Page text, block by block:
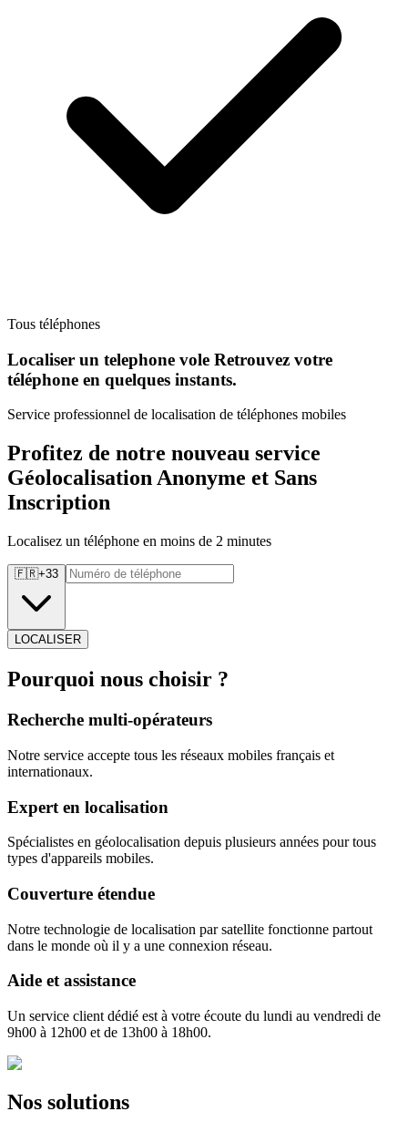
Tous téléphones
Localiser un telephone vole Retrouvez votre
téléphone en quelques instants.
Service professionnel de localisation de téléphones mobiles
Profitez de notre nouveau service
Géolocalisation Anonyme et Sans
Inscription
Localisez un téléphone en moins de 2 minutes
🇫🇷+33
LOCALISER
Pourquoi nous choisir ?
Recherche multi-opérateurs
Notre service accepte tous les réseaux mobiles français et
internationaux.
Expert en localisation
Spécialistes en géolocalisation depuis plusieurs années pour tous
types d'appareils mobiles.
Couverture étendue
Notre technologie de localisation par satellite fonctionne partout
dans le monde où il y a une connexion réseau.
Aide et assistance
Un service client dédié est à votre écoute du lundi au vendredi de
9h00 à 12h00 et de 13h00 à 18h00.
Nos solutions